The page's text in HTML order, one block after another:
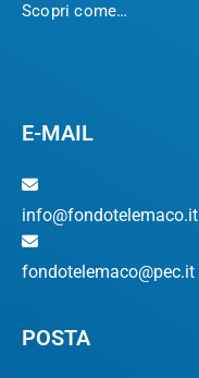
Scopri come…
E-MAIL
info@fondotelemaco.it
fondotelemaco@pec.it
POSTA